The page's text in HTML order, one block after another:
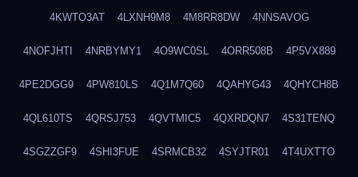
4KWTO3AT 4LXNH9M8 4M8RR8DW 4NNSAVOG
4NOFJHTI 4NRBYMY1 4O9WC0SL 4ORR508B 4P5VX889
4PE2DGG9 4PW810LS 4Q1M7Q60 4QAHYG43 4QHYCH8B
4QL610TS 4QRSJ753 4QVTMIC5 4QXRDQN7 4S31TENQ
4SGZZGF9 4SHI3FUE 4SRMCB32 4SYJTR01 4T4UXTTO